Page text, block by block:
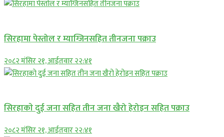
सिरहामा पेस्तोल र म्याग्जिनसहित तीनजना पक्राउ
२०८२ मंसिर २१, आईतवार २२:४१
सिरहाकाे दुई जना सहित तीन जना खैरो हेरोइन सहित पक्राउ
२०८२ मंसिर २१, आईतवार २२:४१